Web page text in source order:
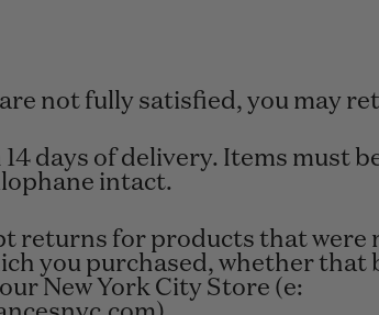
not fully satisfied, you may
days of delivery. Items must
intact.
returns for products that were
you purchased, whether that
New York City Store (e: